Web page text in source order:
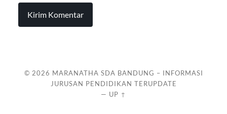
© 2026 MARANATHA SDA BANDUNG – INFORMASI
JURUSAN PENDIDIKAN TERUPDATE
— UP ↑